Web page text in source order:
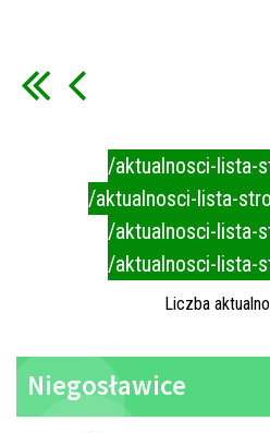
/aktualnosci-lista-
/aktualnosci-lista-
/aktualnosci-lista-
/aktualnosci-lista-
Liczba